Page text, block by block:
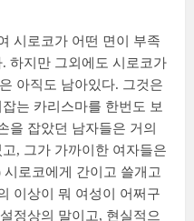
시로코가 어떤 면이 부족
하지만 그외에도 시로코가
아직도 남아있다. 그것은
는 카리스마를 한번도 보
을 잡았던 남자들은 거의
, 그가 가까이한 여자들은
로코에게 간이고 쓸개고
이상이 뭐 여성이 어쩌구
정상의 말이고, 현실적으